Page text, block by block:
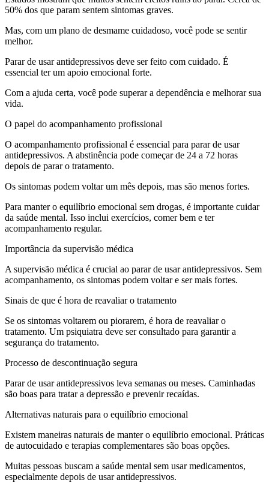
50% dos que param sentem sintomas graves.
Mas, com um plano de desmame cuidadoso, você pode se sentir
melhor.
Parar de usar antidepressivos deve ser feito com cuidado. É
essencial ter um apoio emocional forte.
Com a ajuda certa, você pode superar a dependência e melhorar sua
vida.
O papel do acompanhamento profissional
O acompanhamento profissional é essencial para parar de usar
antidepressivos. A abstinência pode começar de 24 a 72 horas
depois de parar o tratamento.
Os sintomas podem voltar um mês depois, mas são menos fortes.
Para manter o equilíbrio emocional sem drogas, é importante cuidar
da saúde mental. Isso inclui exercícios, comer bem e ter
acompanhamento regular.
Importância da supervisão médica
A supervisão médica é crucial ao parar de usar antidepressivos. Sem
acompanhamento, os sintomas podem voltar e ser mais fortes.
Sinais de que é hora de reavaliar o tratamento
Se os sintomas voltarem ou piorarem, é hora de reavaliar o
tratamento. Um psiquiatra deve ser consultado para garantir a
segurança do tratamento.
Processo de descontinuação segura
Parar de usar antidepressivos leva semanas ou meses. Caminhadas
são boas para tratar a depressão e prevenir recaídas.
Alternativas naturais para o equilíbrio emocional
Existem maneiras naturais de manter o equilíbrio emocional. Práticas
de autocuidado e terapias complementares são boas opções.
Muitas pessoas buscam a saúde mental sem usar medicamentos,
especialmente depois de usar antidepressivos.